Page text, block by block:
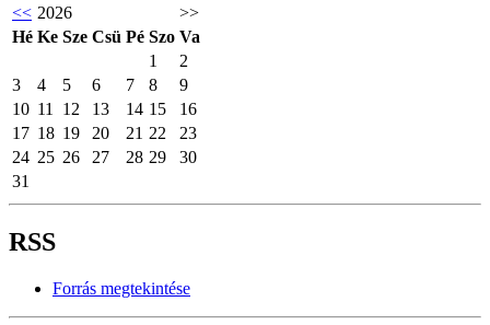
<< 2026
>>
Hé Ke Sze Csü Pé Szo Va
1
2
3
4 5 6 7 8
9
10 11 12 13 14 15
16
17 18 19 20 21 22
23
24 25 26 27 28 29
30
31
RSS
Forrás megtekintése